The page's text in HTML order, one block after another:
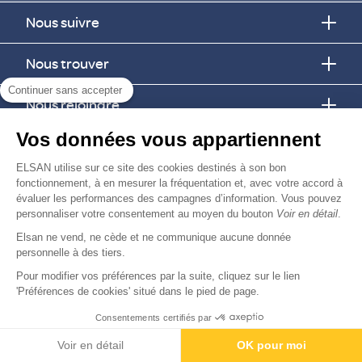
Continuer sans accepter
Vos données vous appartiennent
ELSAN utilise sur ce site des cookies destinés à son bon
fonctionnement, à en mesurer la fréquentation et, avec votre accord à
évaluer les performances des campagnes d’information. Vous pouvez
personnaliser votre consentement au moyen du bouton Voir en détail
Elsan ne vend, ne cède et ne communique aucune donnée
personnelle à des tiers.
Pour modifier vos préférences par la suite, cliquez sur le lien
'Préférences de cookies' situé dans le pied de page.
Consentements certifiés par
Voir en détail OK pour moi
Nous suivre
Nous trouver
Nous rejoindre
Devenir fournisseur
© Copyright 2026Elsan
Mentions Légales-Données personnelles-Gestion des cookies -Droits & Devoirs
Agence digitale : VOID